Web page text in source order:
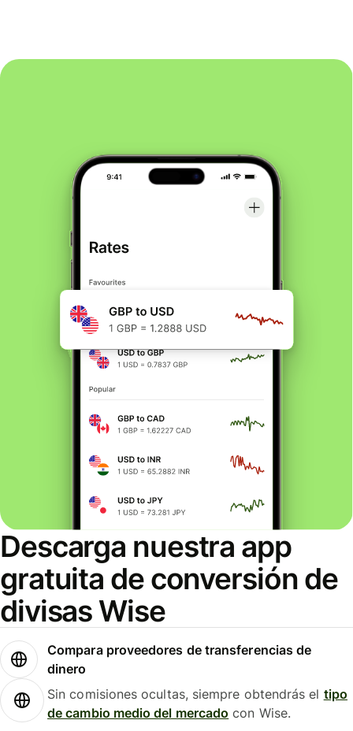
Descarga nuestra app
gratuita de conversión de
divisas Wise
Compara proveedores de transferencias de
dinero
Sin comisiones ocultas, siempre obtendrás el tipo
de cambio medio del mercado con Wise.